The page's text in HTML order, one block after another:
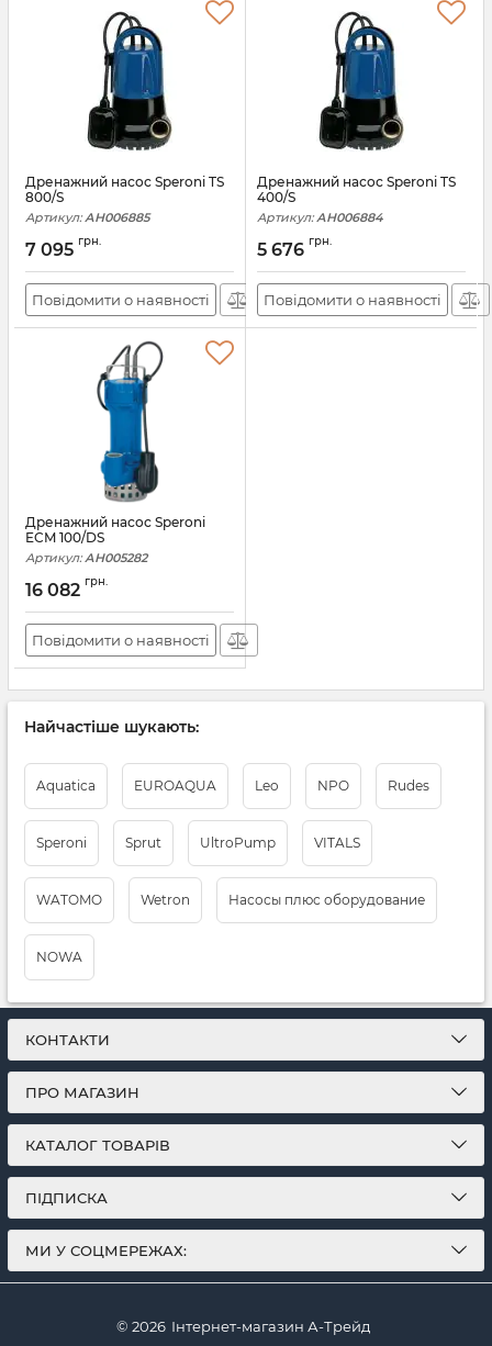
Дренажний насос Speroni TS
800/S
Артикул: АН006885
7 095 грн.
Повідомити о наявності
Дренажний насос Speroni TS
400/S
Артикул: АН006884
5 676 грн.
Повідомити о наявності
Дренажний насос Speroni
ECM 100/DS
Артикул: АН005282
16 082 грн.
Повідомити о наявності
Найчастіше шукають:
Aquatica EUROAQUA Leo NPO Rudes
Speroni Sprut UltrоPump VITALS
WATOMO Wetron Насосы плюс оборудование
NOWA
КОНТАКТИ
ПРО МАГАЗИН
КАТАЛОГ ТОВАРІВ
ПІДПИСКА
МИ У СОЦМЕРЕЖАХ:
© 2026 Інтернет-магазин А-Трейд